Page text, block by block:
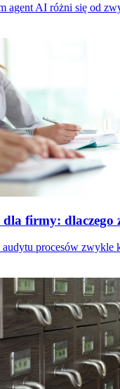
agent AI różni się od
dla firmy:
procesów zwykle